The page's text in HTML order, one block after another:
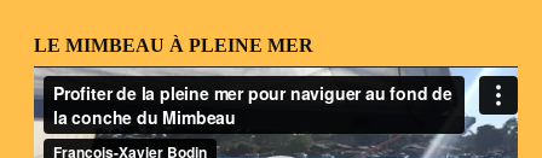
LE MIMBEAU À PLEINE MER
Lecteur
vidéo